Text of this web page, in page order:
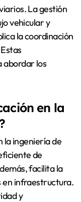
La gestión
vehicular y
la coordinación
abordar los
en la
la ingeniería de
de
facilita la
en infraestructura.
y